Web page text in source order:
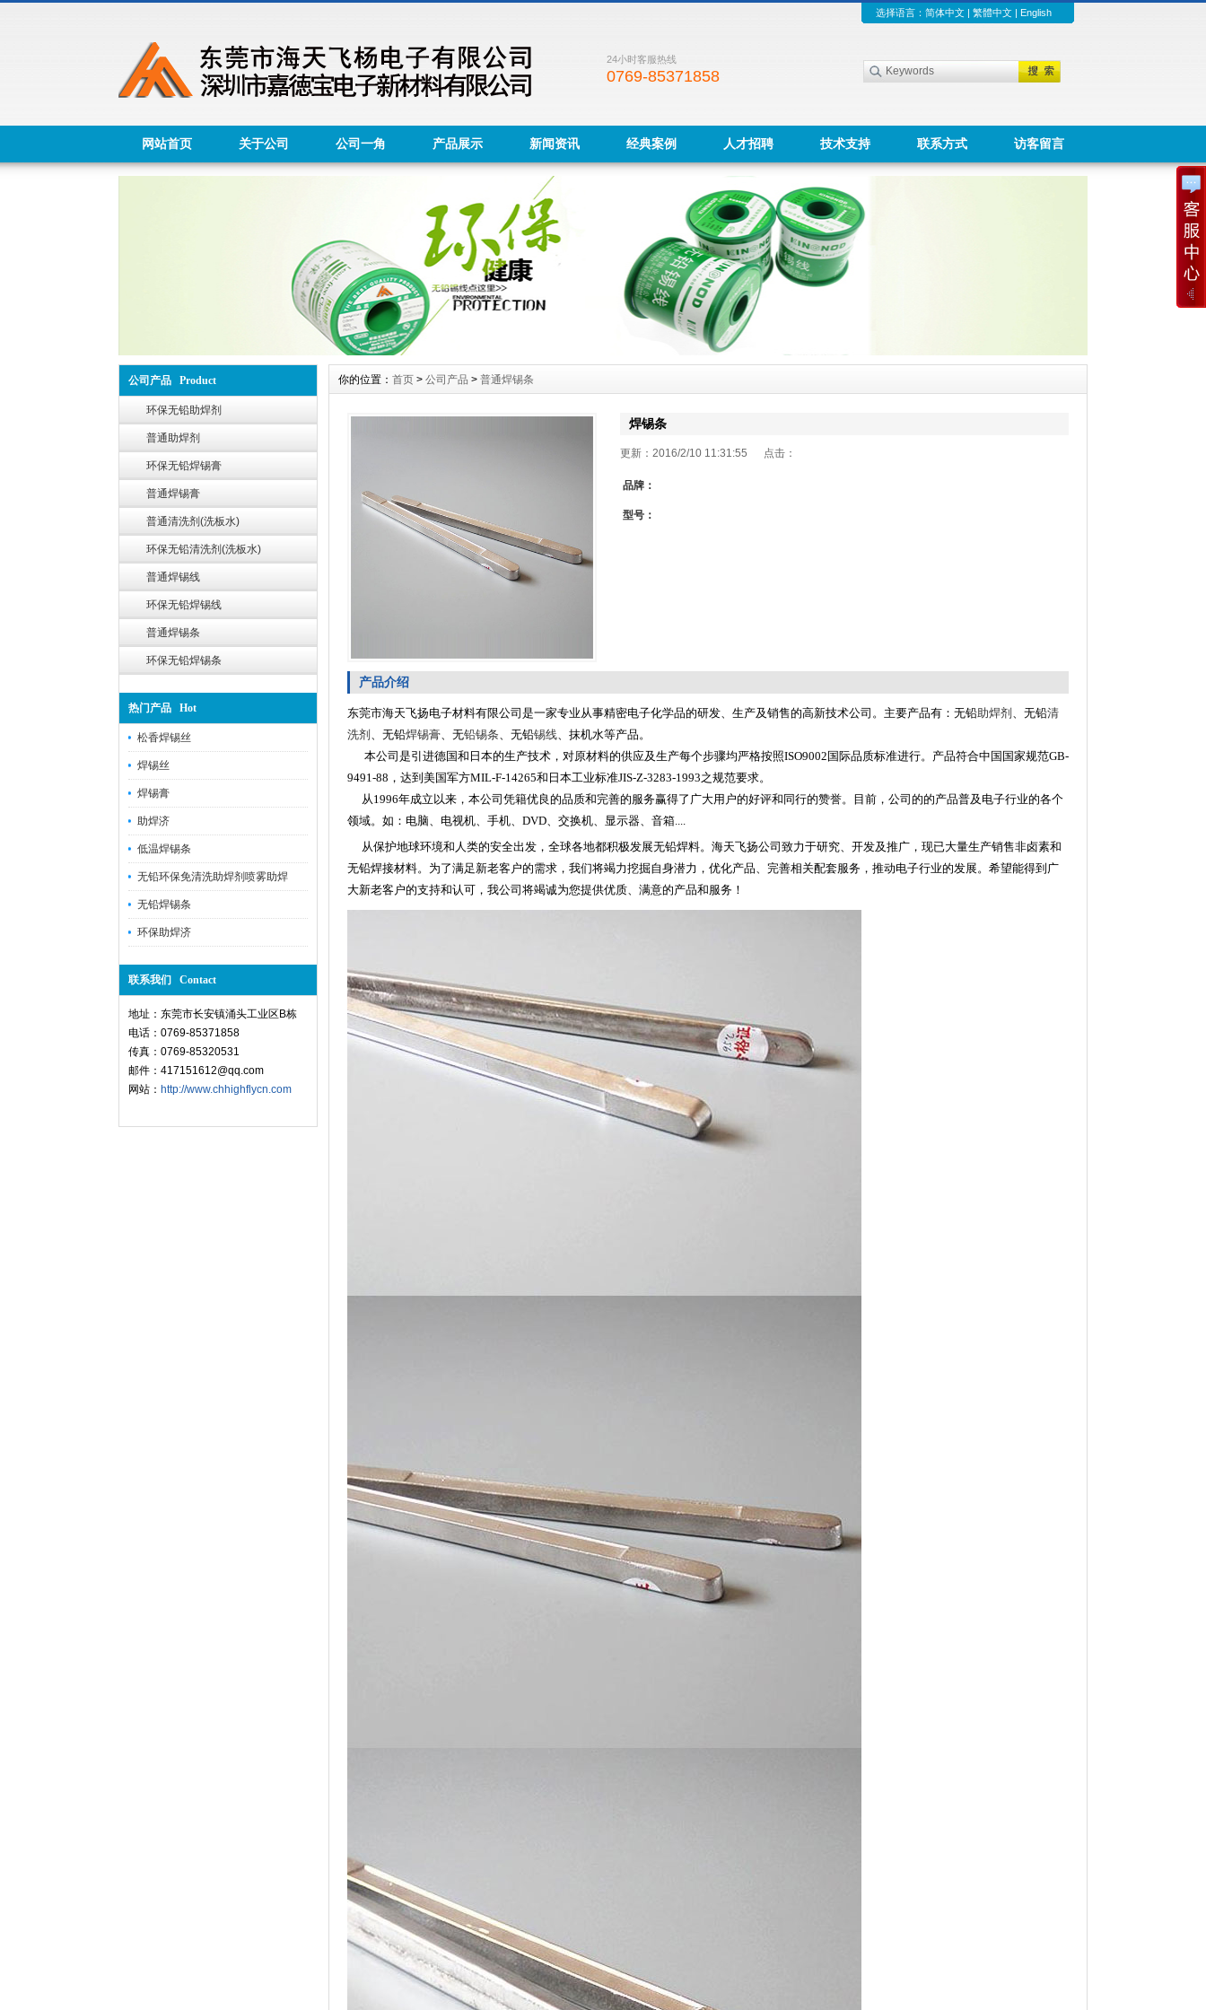
选择语言： 简体中文| 繁體中文| English
24小时客服热线
0769-85371858
网站首页 关于公司 公司一角 产品展示 新闻资讯 经典案例 人才招聘 技术支持 联系方式 访客留言
公司产品 Product
环保无铅助焊剂
普通助焊剂
环保无铅焊锡膏
普通焊锡膏
普通清洗剂(洗板水)
环保无铅清洗剂(洗板水)
普通焊锡线
环保无铅焊锡线
普通焊锡条
环保无铅焊锡条
热门产品 Hot
松香焊锡丝
焊锡丝
焊锡膏
助焊济
低温焊锡条
无铅环保免清洗助焊剂喷雾助焊
无铅焊锡条
环保助焊济
联系我们 Contact
地址：东莞市长安镇涌头工业区B栋
电话：0769-85371858
传真：0769-85320531
邮件：417151612@qq.com
网站： http://www.chhighflycn.com
你的位置： 首页 > 公司产品 > 普通焊锡条
焊锡条
更新：2016/2/10 11:31:55 点击：
品牌：
型号：
产品介绍
东莞市海天飞扬电子材料有限公司是一家专业从事精密电子化学品的研发、生产及销售的高新技术公司。主要产品有：无铅助焊剂 、无铅清
洗剂 、无铅焊锡膏、无铅锡条、无铅锡线、抹机水等产品。
本公司是引进德国和日本的生产技术，对原材料的供应及生产每个步骤均严格按照ISO9002国际品质标准进行。产品符合中国国家规范GB-
9491-88，达到美国军方MIL-F-14265和日本工业标准JIS-Z-3283-1993之规范要求。
从1996年成立以来，本公司凭籍优良的品质和完善的服务赢得了广大用户的好评和同行的赞誉。目前，公司的的产品普及电子行业的各个
领域。如：电脑、电视机、手机、DVD、交换机、显示器、音箱....
从保护地球环境和人类的安全出发，全球各地都积极发展无铅焊料。海天飞扬公司致力于研究、开发及推广，现已大量生产销售非卤素和
无铅焊接材料。为了满足新老客户的需求，我们将竭力挖掘自身潜力，优化产品、完善相关配套服务，推动电子行业的发展。希望能得到广
大新老客户的支持和认可，我公司将竭诚为您提供优质、满意的产品和服务！